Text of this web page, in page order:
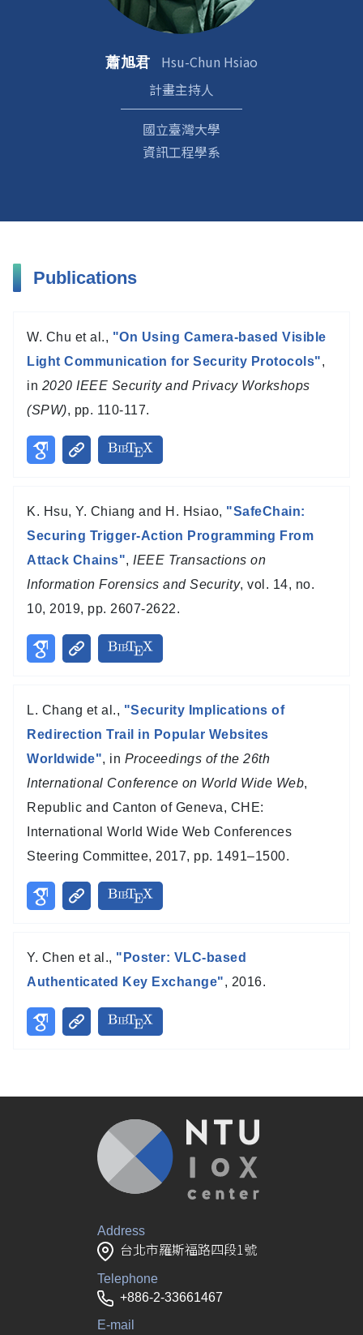
蕭旭君
Hsu-Chun Hsiao
計畫主持人
國立臺灣大學
資訊工程學系
Publications
W. Chu et al., "On Using Camera-based Visible
Light Communication for Security Protocols",
in 2020 IEEE Security and Privacy Workshops
(SPW), pp. 110-117.
K. Hsu, Y. Chiang and H. Hsiao, "SafeChain:
Securing Trigger-Action Programming From
Attack Chains", IEEE Transactions on
Information Forensics and Security, vol. 14, no.
10, 2019, pp. 2607-2622.
L. Chang et al., "Security Implications of
Redirection Trail in Popular Websites
Worldwide", in Proceedings of the 26th
International Conference on World Wide Web,
Republic and Canton of Geneva, CHE:
International World Wide Web Conferences
Steering Committee, 2017, pp. 1491–1500.
Y. Chen et al., "Poster: VLC-based
Authenticated Key Exchange", 2016.
Address
台北市羅斯福路四段1號
Telephone
+886-2-33661467
E-mail